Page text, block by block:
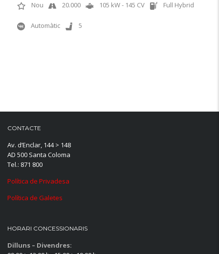
Nou 20.000 105 kW - 145 CV Full Hybrid
Automàtic 5
CONTACTE
Av. d’Enclar, 144 > 148
AD 500 Santa Coloma
Tel.: 871 800
Política de Privadesa
Política de Galetes
HORARI CONCESSIONARIS
Dilluns – Divendres: